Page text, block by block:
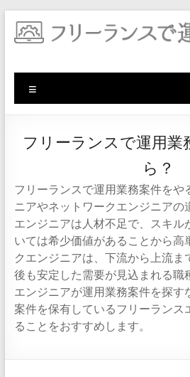
テ
ツ
ス
ニ
ー
フリーランスで運用業
ら？
フリーランスで運用業務案件をや
ニアやネットワークエンジニアの
エンジニアは人材不足で、スキル
いては希少価値があることから高
クエンジニアは、下流から上流ま
後も安定した需要が見込まれる職
エンジニアが運用業務案件を探す
案件を保有しているフリーランス
ることをおすすめします。